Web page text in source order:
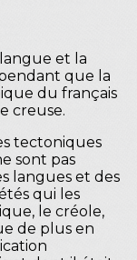
et la
que la
du français
creuse.
tectoniques
sont pas
langues et des
qui les
le créole,
de plus en